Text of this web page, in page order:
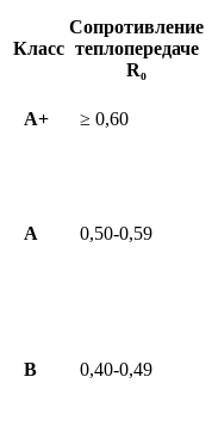
Класс
Сопротивление
теплопередаче
R₀
A+ ≥ 0,60
A 0,50-0,59
B 0,40-0,49